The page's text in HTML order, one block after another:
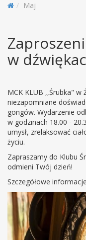
Maj
w
MCK KLUB ,,Śrubka" w
niezapomniane
gongów. Wydarzenie
w godzinach 18.00 -
umysł, zrelaksować
życiu.
Zapraszamy do Klubu
odmieni Twój dzień!
Szczegółowe